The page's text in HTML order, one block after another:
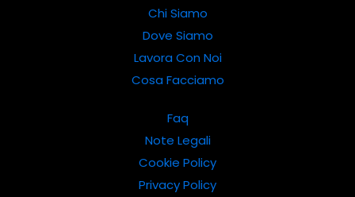
Chi Siamo
Dove Siamo
Lavora Con Noi
Cosa Facciamo
Faq
Note Legali
Cookie Policy
Privacy Policy